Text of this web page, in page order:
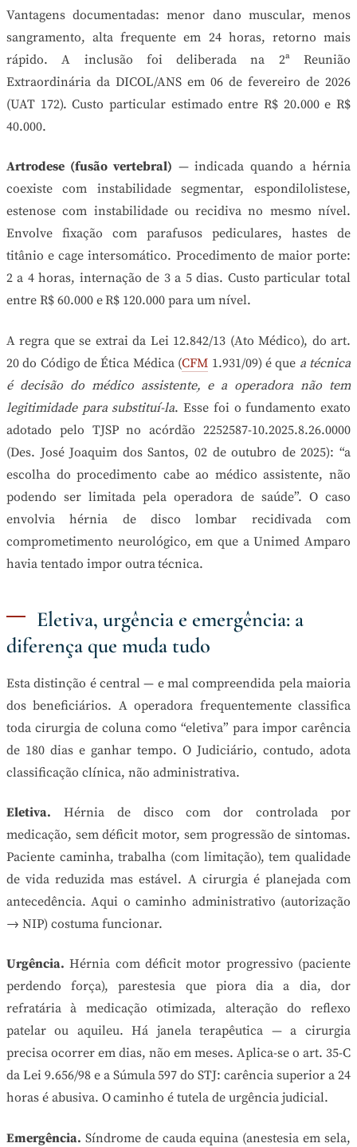
Vantagens documentadas: menor dano muscular, menos
sangramento, alta frequente em 24 horas, retorno mais
rápido. A inclusão foi deliberada na 2ª Reunião
Extraordinária da DICOL/ANS em 06 de fevereiro de 2026
(UAT 172). Custo particular estimado entre R$ 20.000 e R$
40.000.
Artrodese (fusão vertebral) — indicada quando a hérnia
coexiste com instabilidade segmentar, espondilolistese,
estenose com instabilidade ou recidiva no mesmo nível.
Envolve fixação com parafusos pediculares, hastes de
titânio e cage intersomático. Procedimento de maior porte:
2 a 4 horas, internação de 3 a 5 dias. Custo particular total
entre R$ 60.000 e R$ 120.000 para um nível.
A regra que se extrai da Lei 12.842/13 (Ato Médico), do art.
20 do Código de Ética Médica (CFM 1.931/09) é que a técnica
é decisão do médico assistente, e a operadora não tem
legitimidade para substituí-la. Esse foi o fundamento exato
adotado pelo TJSP no acórdão 2252587-10.2025.8.26.0000
(Des. José Joaquim dos Santos, 02 de outubro de 2025): “a
escolha do procedimento cabe ao médico assistente, não
podendo ser limitada pela operadora de saúde”. O caso
envolvia hérnia de disco lombar recidivada com
comprometimento neurológico, em que a Unimed Amparo
havia tentado impor outra técnica.
Eletiva, urgência e emergência: a
diferença que muda tudo
Esta distinção é central — e mal compreendida pela maioria
dos beneficiários. A operadora frequentemente classifica
toda cirurgia de coluna como “eletiva” para impor carência
de 180 dias e ganhar tempo. O Judiciário, contudo, adota
classificação clínica, não administrativa.
Eletiva. Hérnia de disco com dor controlada por
medicação, sem déficit motor, sem progressão de sintomas.
Paciente caminha, trabalha (com limitação), tem qualidade
de vida reduzida mas estável. A cirurgia é planejada com
antecedência. Aqui o caminho administrativo (autorização
→ NIP) costuma funcionar.
Urgência. Hérnia com déficit motor progressivo (paciente
perdendo força), parestesia que piora dia a dia, dor
refratária à medicação otimizada, alteração do reflexo
patelar ou aquileu. Há janela terapêutica — a cirurgia
precisa ocorrer em dias, não em meses. Aplica-se o art. 35-C
da Lei 9.656/98 e a Súmula 597 do STJ: carência superior a 24
horas é abusiva. O caminho é tutela de urgência judicial.
Emergência. Síndrome de cauda equina (anestesia em sela,